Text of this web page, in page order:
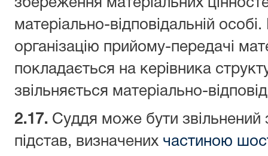
збереження матеріальних
матеріально-відповідальній особі.
організацію прийому-передачі
покладається на керівника
звільняється матеріально-
2.17. Суддя може бути
підстав, визначених частиною